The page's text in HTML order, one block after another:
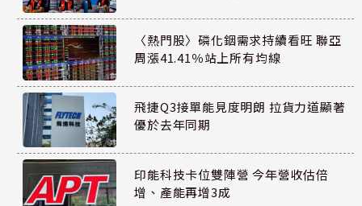
〈熱門股〉磷化銦需求持續看旺 聯亞
周漲41.41％站上所有均線
飛捷Q3接單能見度明朗 拉貨力道顯著
優於去年同期
印能科技卡位雙陣營 今年營收估倍
增、產能再增3成